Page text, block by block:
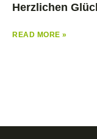
Herzlichen
READ MORE »